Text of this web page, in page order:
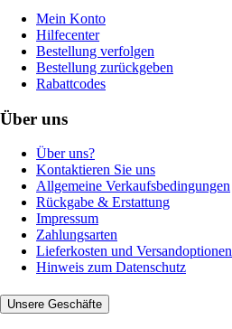
Mein Konto
Hilfecenter
Bestellung verfolgen
Bestellung zurückgeben
Rabattcodes
Über uns
Über uns?
Kontaktieren Sie uns
Allgemeine Verkaufsbedingungen
Rückgabe & Erstattung
Impressum
Zahlungsarten
Lieferkosten und Versandoptionen
Hinweis zum Datenschutz
Unsere Geschäfte